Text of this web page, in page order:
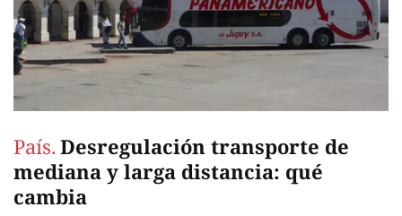
País. Desregulación transporte de
mediana y larga distancia: qué
cambia